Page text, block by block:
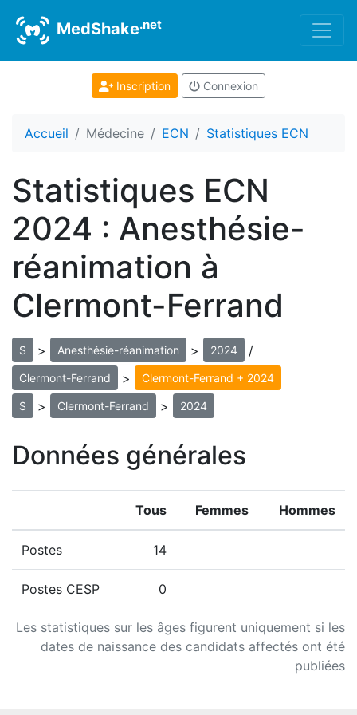
MedShake.net
Inscription Connexion
Accueil Médecine ECN Statistiques ECN
Statistiques ECN
2024 : Anesthésie-
réanimation à
Clermont-Ferrand
S > Anesthésie-réanimation > 2024 /
Clermont-Ferrand > Clermont-Ferrand + 2024
S > Clermont-Ferrand > 2024
Données générales
Les statistiques sur les âges figurent uniquement si les
dates de naissance des candidats affectés ont été
publiées
Tous Femmes Hommes
Postes 14
Postes CESP 0